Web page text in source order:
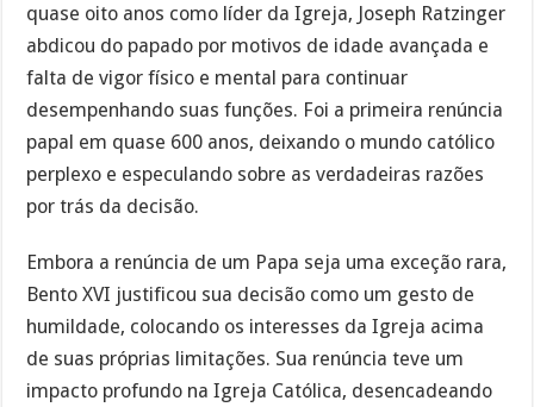
quase oito anos como líder da Igreja, Joseph Ratzinger
abdicou do papado por motivos de idade avançada e
falta de vigor físico e mental para continuar
desempenhando suas funções. Foi a primeira renúncia
papal em quase 600 anos, deixando o mundo católico
perplexo e especulando sobre as verdadeiras razões
por trás da decisão.
Embora a renúncia de um Papa seja uma exceção rara,
Bento XVI justificou sua decisão como um gesto de
humildade, colocando os interesses da Igreja acima
de suas próprias limitações. Sua renúncia teve um
impacto profundo na Igreja Católica, desencadeando